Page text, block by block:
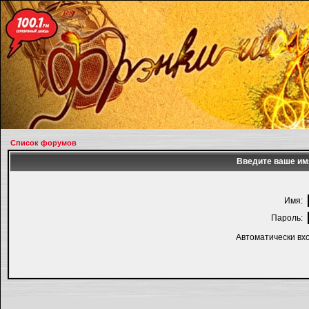
Список форумов
Введите ваше
Имя:
Пароль:
Автоматически